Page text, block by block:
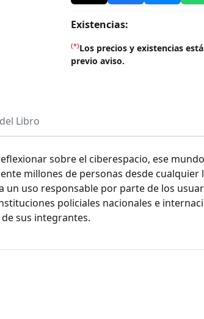
Existencias:
(*)Los precios y existencias
previo aviso.
Libro
sobre el ciberespacio, ese
millones de personas desde cualquier
un uso responsable por parte de los
policiales nacionales e
sus integrantes.